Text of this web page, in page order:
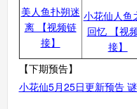
美人鱼扑朔迷
离 【视频链
接】
小花仙人鱼
回忆 【视
接】
【下期预告】
小花仙5月25日更新预告